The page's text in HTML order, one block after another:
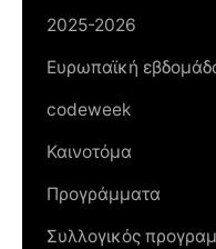
2025-2026
Ευρωπαϊκή
codeweek
Καινοτόμα
Προγράμματα
Συλλογικός